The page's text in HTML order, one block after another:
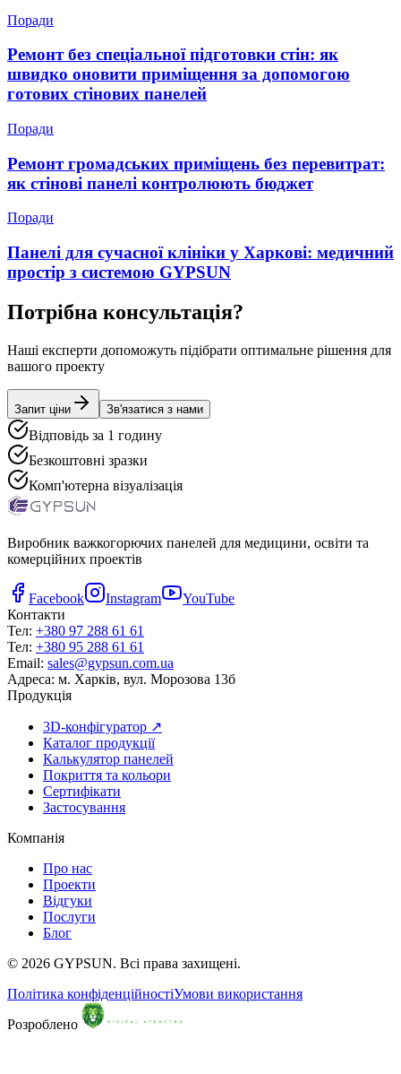
Поради
Ремонт без спеціальної підготовки стін: як
швидко оновити приміщення за допомогою
готових стінових панелей
Поради
Ремонт громадських приміщень без перевитрат:
як стінові панелі контролюють бюджет
Поради
Панелі для сучасної клініки у Харкові: медичний
простір з системою GYPSUN
Потрібна консультація?
Наші експерти допоможуть підібрати оптимальне рішення для
вашого проекту
Запит ціни Зв'язатися з нами
Відповідь за 1 годину
Безкоштовні зразки
Комп'ютерна візуалізація
Виробник важкогорючих панелей для медицини, освіти та
комерційних проектів
Facebook Instagram
YouTube
Контакти
Тел: +380 97 288 61 61
Тел: +380 95 288 61 61
Email: sales@gypsun.com.ua
Адреса: м. Харків, вул. Морозова 13б
Продукція
3D-конфігуратор ↗
Каталог продукції
Калькулятор панелей
Покриття та кольори
Сертифікати
Застосування
Компанія
Про нас
Проекти
Відгуки
Послуги
Блог
© 2026 GYPSUN. Всі права захищені.
Політика конфіденційностіУмови використання
Розроблено